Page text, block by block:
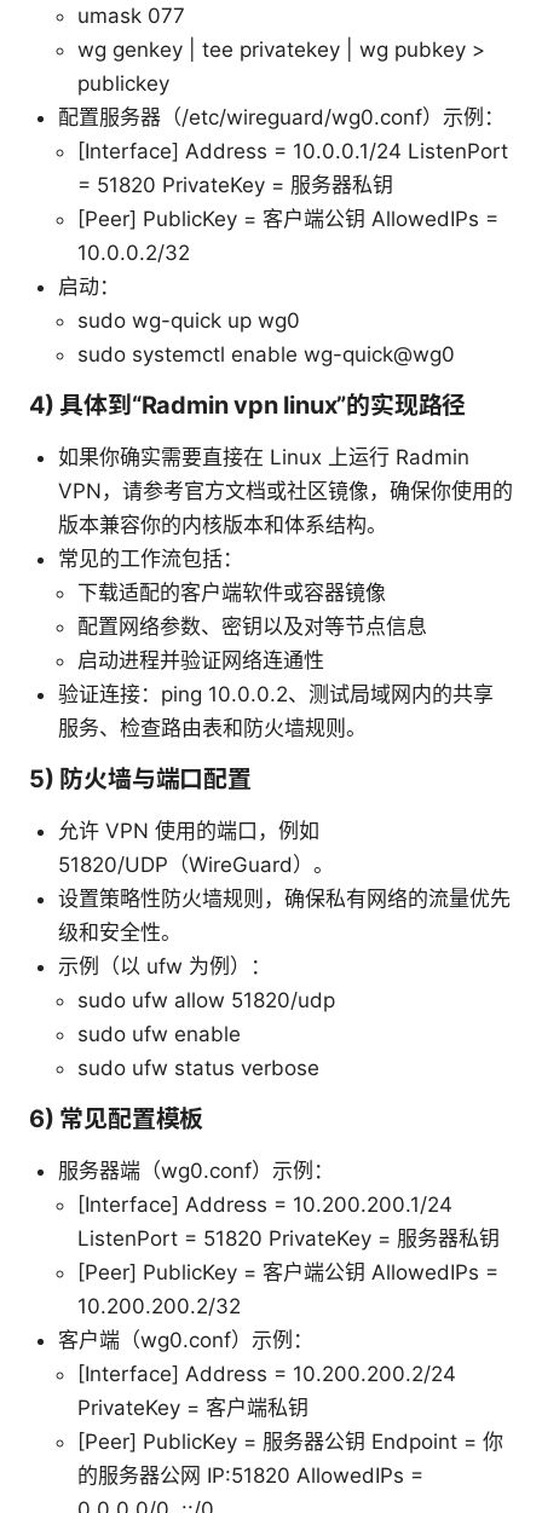
umask 077
wg genkey | tee privatekey | wg pubkey >
publickey
配置服务器（/etc/wireguard/wg0.conf）示例：
[Interface] Address = 10.0.0.1/24 ListenPort
= 51820 PrivateKey = 服务器私钥
[Peer] PublicKey = 客户端公钥 AllowedIPs =
10.0.0.2/32
启动：
sudo wg-quick up wg0
sudo systemctl enable wg-quick@wg0
4) 具体到“Radmin vpn linux”的实现路径
如果你确实需要直接在 Linux 上运行 Radmin
VPN，请参考官方文档或社区镜像，确保你使用的
版本兼容你的内核版本和体系结构。
常见的工作流包括：
下载适配的客户端软件或容器镜像
配置网络参数、密钥以及对等节点信息
启动进程并验证网络连通性
验证连接：ping 10.0.0.2、测试局域网内的共享
服务、检查路由表和防火墙规则。
5) 防火墙与端口配置
允许 VPN 使用的端口，例如
51820/UDP（WireGuard）。
设置策略性防火墙规则，确保私有网络的流量优先
级和安全性。
示例（以 ufw 为例）：
sudo ufw allow 51820/udp
sudo ufw enable
sudo ufw status verbose
6) 常见配置模板
服务器端（wg0.conf）示例：
[Interface] Address = 10.200.200.1/24
ListenPort = 51820 PrivateKey = 服务器私钥
[Peer] PublicKey = 客户端公钥 AllowedIPs =
10.200.200.2/32
客户端（wg0.conf）示例：
[Interface] Address = 10.200.200.2/24
PrivateKey = 客户端私钥
[Peer] PublicKey = 服务器公钥 Endpoint = 你
的服务器公网 IP:51820 AllowedIPs =